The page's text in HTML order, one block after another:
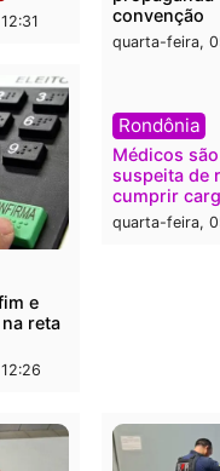
em Porto
12:46
12:31